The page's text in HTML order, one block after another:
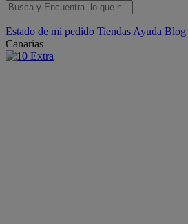
Estado de mi pedido Tiendas Ayuda Blog
Canarias